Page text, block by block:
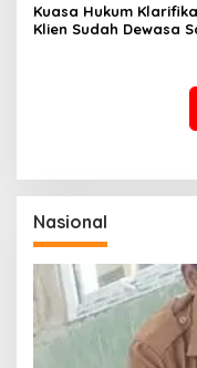
Isu Pergantian Sekda
Dugaan Makar ini
Kuasa Hukum
Klien Sudah Dewasa
Nasional